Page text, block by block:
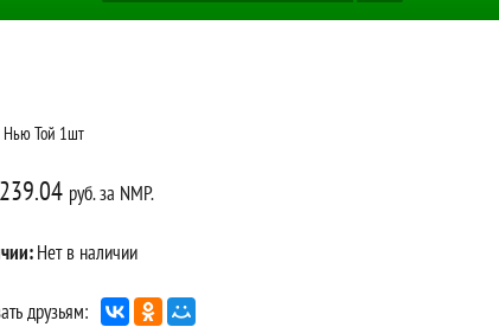
Нью Той 1шт
239.04 руб. за NMP.
Нет в наличии
друзьям: